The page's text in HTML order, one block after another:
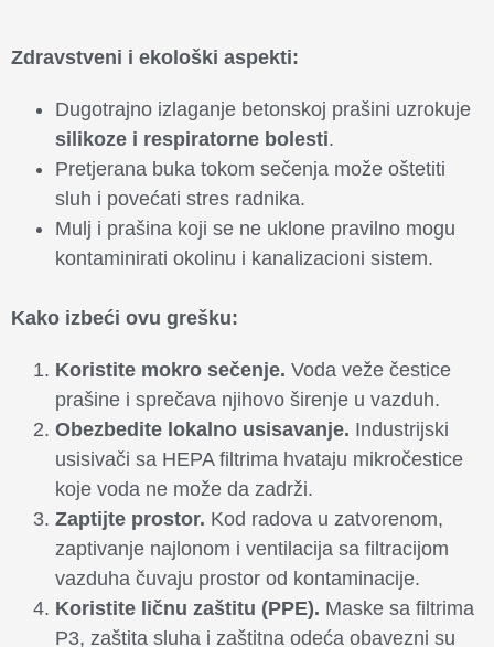
Zdravstveni i ekološki aspekti:
Dugotrajno izlaganje betonskoj prašini uzrokuje
silikoze i respiratorne bolesti.
Pretjerana buka tokom sečenja može oštetiti
sluh i povećati stres radnika.
Mulj i prašina koji se ne uklone pravilno mogu
kontaminirati okolinu i kanalizacioni sistem.
Kako izbeći ovu grešku:
Koristite mokro sečenje. Voda veže čestice
prašine i sprečava njihovo širenje u vazduh.
Obezbedite lokalno usisavanje. Industrijski
usisivači sa HEPA filtrima hvataju mikročestice
koje voda ne može da zadrži.
Zaptijte prostor. Kod radova u zatvorenom,
zaptivanje najlonom i ventilacija sa filtracijom
vazduha čuvaju prostor od kontaminacije.
Koristite ličnu zaštitu (PPE). Maske sa filtrima
P3, zaštita sluha i zaštitna odeća obavezni su